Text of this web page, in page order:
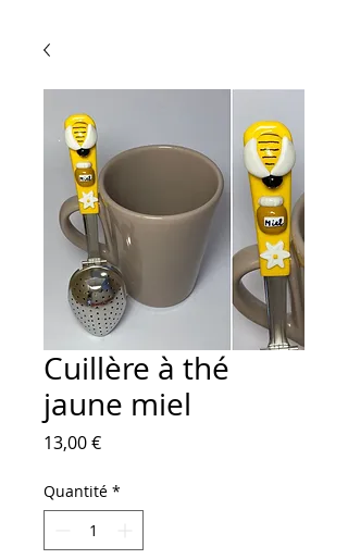
Cuillère à thé
jaune miel
13,00 €Prix
Quantité *